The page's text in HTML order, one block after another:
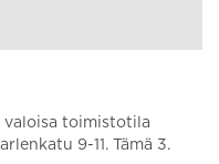
valoisa toimistotila
9-11. Tämä 3.